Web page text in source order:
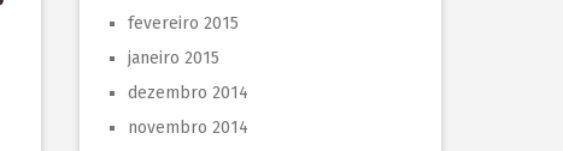
fevereiro 2015
janeiro 2015
dezembro 2014
novembro 2014